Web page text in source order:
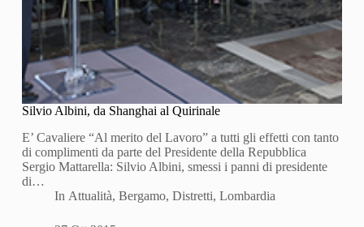
Silvio Albini, da Shanghai al Quirinale
E’ Cavaliere “Al merito del Lavoro” a tutti gli effetti con tanto
di complimenti da parte del Presidente della Repubblica
Sergio Mattarella: Silvio Albini, smessi i panni di presidente
di…
In Attualità,Bergamo,Distretti,Lombardia